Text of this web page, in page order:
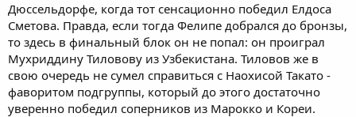
Дюссельдорфе, когда тот сенсационно победил Елдоса
Сметова. Правда, если тогда Фелипе добрался до бронзы,
то здесь в финальный блок он не попал: он проиграл
Мухриддину Тиловову из Узбекистана. Тиловов же в
свою очередь не сумел справиться с Наохисой Такато -
фаворитом подгруппы, который до этого достаточно
уверенно победил соперников из Марокко и Кореи.